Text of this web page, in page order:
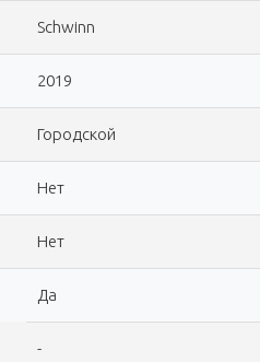
Schwinn
2019
Городской
Нет
Нет
Да
-